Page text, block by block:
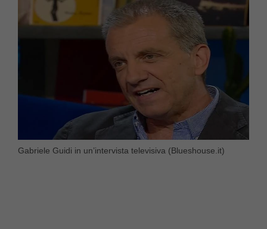
Gabriele Guidi in un’intervista televisiva (Blueshouse.it)